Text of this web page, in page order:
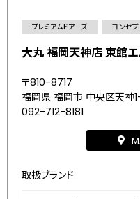
プレミアムドアーズ コンセプ
大丸 福岡天神店 東館
〒810-8717
福岡県 福岡市 中央区天神
092-712-8181
取扱ブランド